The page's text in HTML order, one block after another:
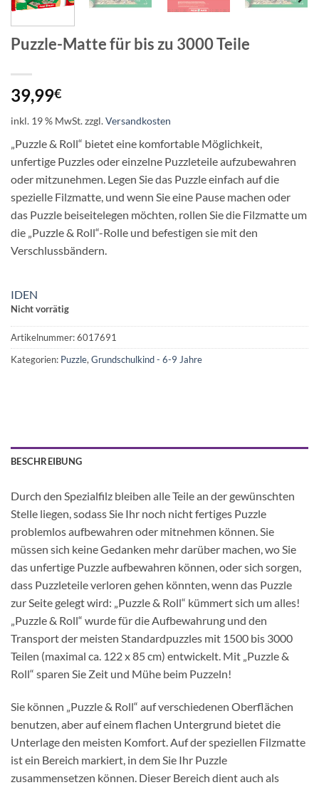
Puzzle-Matte für bis zu 3000 Teile
39,99€
inkl. 19 % MwSt.zzgl.Versandkosten
„Puzzle & Roll“ bietet eine komfortable Möglichkeit,
unfertige Puzzles oder einzelne Puzzleteile aufzubewahren
oder mitzunehmen. Legen Sie das Puzzle einfach auf die
spezielle Filzmatte, und wenn Sie eine Pause machen oder
das Puzzle beiseitelegen möchten, rollen Sie die Filzmatte um
die „Puzzle & Roll“-Rolle und befestigen sie mit den
Verschlussbändern.
IDEN
Nicht vorrätig
Artikelnummer:6017691
Kategorien: Puzzle, Grundschulkind - 6-9 Jahre
BESCHREIBUNG
Durch den Spezialfilz bleiben alle Teile an der gewünschten
Stelle liegen, sodass Sie Ihr noch nicht fertiges Puzzle
problemlos aufbewahren oder mitnehmen können. Sie
müssen sich keine Gedanken mehr darüber machen, wo Sie
das unfertige Puzzle aufbewahren können, oder sich sorgen,
dass Puzzleteile verloren gehen könnten, wenn das Puzzle
zur Seite gelegt wird: „Puzzle & Roll“ kümmert sich um alles!
„Puzzle & Roll“ wurde für die Aufbewahrung und den
Transport der meisten Standardpuzzles mit 1500 bis 3000
Teilen (maximal ca. 122 x 85 cm) entwickelt. Mit „Puzzle &
Roll“ sparen Sie Zeit und Mühe beim Puzzeln!
Sie können „Puzzle & Roll“ auf verschiedenen Oberflächen
benutzen, aber auf einem flachen Untergrund bietet die
Unterlage den meisten Komfort. Auf der speziellen Filzmatte
ist ein Bereich markiert, in dem Sie Ihr Puzzle
zusammensetzen können. Dieser Bereich dient auch als